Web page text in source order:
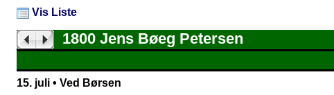
Vis Liste
1800 Jens Bøeg Petersen
15. juli • Ved Børsen